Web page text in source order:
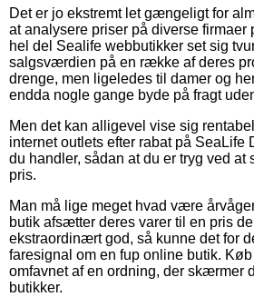
Det er jo ekstremt let gængeligt for
at analysere priser på diverse firmaer
hel del Sealife webbutikker set sig
salgsværdien på en række af deres
drenge, men ligeledes til damer og
endda nogle gange byde på fragt
Men det kan alligevel vise sig
internet outlets efter rabat på SeaLife
du handler, sådan at du er tryg ved at
pris.
Man må lige meget hvad være
butik afsætter deres varer til en pris
ekstraordinært god, så kunne det for
faresignal om en fup online butik.
omfavnet af en ordning, der skærmer
butikker.